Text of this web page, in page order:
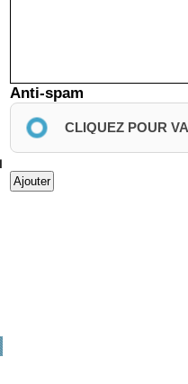
Anti-spam
CLIQUEZ POUR